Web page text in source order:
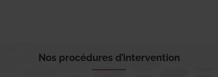
Nos procédures d’intervention